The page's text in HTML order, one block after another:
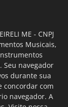
ME - CNPJ
Musicais,
Seu navegador
durante sua
concordar com
navegador. A